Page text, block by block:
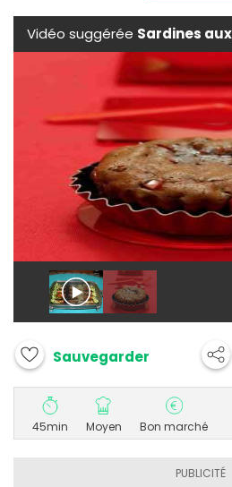
Vidéo suggérée Sardines
Sauvegarder
45min Moyen Bon marché